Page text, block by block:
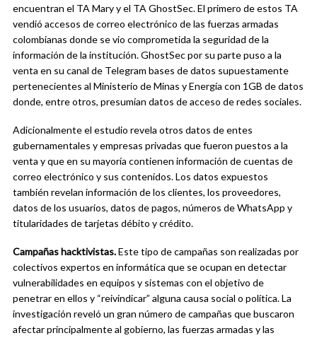
encuentran el TA Mary y el TA GhostSec. El primero de estos TA
vendió accesos de correo electrónico de las fuerzas armadas
colombianas donde se vio comprometida la seguridad de la
información de la institución. GhostSec por su parte puso a la
venta en su canal de Telegram bases de datos supuestamente
pertenecientes al Ministerio de Minas y Energía con 1GB de datos
donde, entre otros, presumían datos de acceso de redes sociales.
Adicionalmente el estudio revela otros datos de entes
gubernamentales y empresas privadas que fueron puestos a la
venta y que en su mayoría contienen información de cuentas de
correo electrónico y sus contenidos. Los datos expuestos
también revelan información de los clientes, los proveedores,
datos de los usuarios, datos de pagos, números de WhatsApp y
titularidades de tarjetas débito y crédito.
Campañas hacktivistas.Este tipo de campañas son realizadas por
colectivos expertos en informática que se ocupan en detectar
vulnerabilidades en equipos y sistemas con el objetivo de
penetrar en ellos y “reivindicar” alguna causa social o política. La
investigación reveló un gran número de campañas que buscaron
afectar principalmente al gobierno, las fuerzas armadas y las